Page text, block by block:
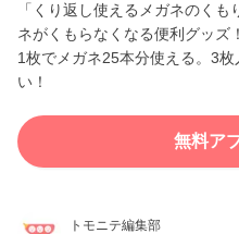
「くり返し使えるメガネのく
ネがくもらなくなる便利グッズ！
1枚でメガネ25本分使える。3
い！
無料ア
トモニテ編集部